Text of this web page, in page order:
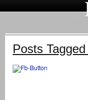
Posts Tagged